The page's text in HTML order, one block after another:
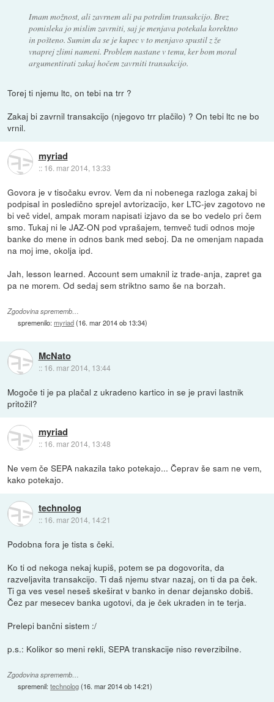
Imam možnost, ali zavrnem ali pa potrdim transakcijo. Brez
pomisleka jo mislim zavrniti, saj je menjava potekala korektno
in pošteno. Sumim da se je kupec v to menjavo spustil z že
vnaprej zlimi nameni. Problem nastane v temu, ker bom moral
argumentirati zakaj hočem zavrniti transakcijo.
Torej ti njemu ltc, on tebi na trr ?
Zakaj bi zavrnil transakcijo (njegovo trr plačilo) ? On tebi ltc ne bo
vrnil.
myriad
:: 16. mar 2014, 13:33
Govora je v tisočaku evrov. Vem da ni nobenega razloga zakaj bi
podpisal in posledično sprejel avtorizacijo, ker LTC-jev zagotovo ne
bi več videl, ampak moram napisati izjavo da se bo vedelo pri čem
smo. Tukaj ni le JAZ-ON pod vprašajem, temveč tudi odnos moje
banke do mene in odnos bank med seboj. Da ne omenjam napada
na moj ime, okolja ipd.
Jah, lesson learned. Account sem umaknil iz trade-anja, zapret ga
pa ne morem. Od sedaj sem striktno samo še na borzah.
Zgodovina sprememb…
spremenilo:myriad(16. mar 2014 ob 13:34)
McNato
:: 16. mar 2014, 13:44
Mogoče ti je pa plačal z ukradeno kartico in se je pravi lastnik
pritožil?
myriad
:: 16. mar 2014, 13:48
Ne vem če SEPA nakazila tako potekajo... Čeprav še sam ne vem,
kako potekajo.
technolog
:: 16. mar 2014, 14:21
Podobna fora je tista s čeki.
Ko ti od nekoga nekaj kupiš, potem se pa dogovorita, da
razveljavita transakcijo. Ti daš njemu stvar nazaj, on ti da pa ček.
Ti ga ves vesel neseš skeširat v banko in denar dejansko dobiš.
Čez par mesecev banka ugotovi, da je ček ukraden in te terja.
Prelepi bančni sistem :/
p.s.: Kolikor so meni rekli, SEPA transkacije niso reverzibilne.
Zgodovina sprememb…
spremenil:technolog(16. mar 2014 ob 14:21)